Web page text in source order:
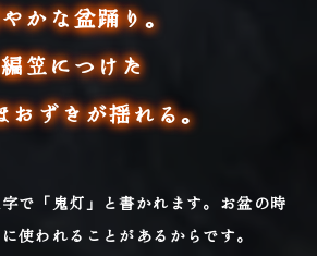
かな盆踊り。
編笠につけた
おずきが揺れる。
字で「鬼灯」と書かれます。お盆の時
使われることがあるからです。